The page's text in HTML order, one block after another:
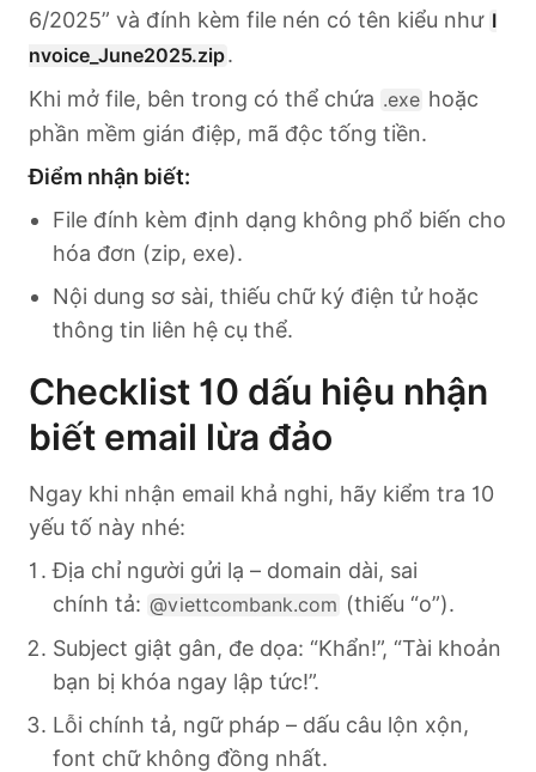
6/2025” và đính kèm file nén có tên kiểu như I
nvoice_June2025.zip.
Khi mở file, bên trong có thể chứa .exe hoặc
phần mềm gián điệp, mã độc tống tiền.
Điểm nhận biết:
File đính kèm định dạng không phổ biến cho
hóa đơn (zip, exe).
Nội dung sơ sài, thiếu chữ ký điện tử hoặc
thông tin liên hệ cụ thể.
Checklist 10 dấu hiệu nhận
biết email lừa đảo
Ngay khi nhận email khả nghi, hãy kiểm tra 10
yếu tố này nhé:
Địa chỉ người gửi lạ – domain dài, sai
chính tả: @viettcombank.com (thiếu “o”).
Subject giật gân, đe dọa: “Khẩn!”, “Tài khoản
bạn bị khóa ngay lập tức!”.
Lỗi chính tả, ngữ pháp – dấu câu lộn xộn,
font chữ không đồng nhất.